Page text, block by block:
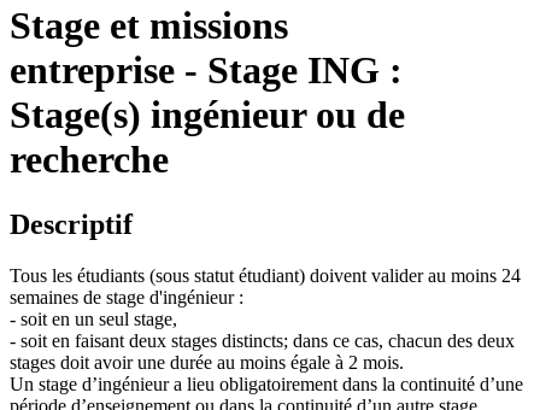
Stage et missions
entreprise - Stage ING :
Stage(s) ingénieur ou de
recherche
Descriptif
Tous les étudiants (sous statut étudiant) doivent valider au moins 24
semaines de stage d'ingénieur :
- soit en un seul stage,
- soit en faisant deux stages distincts; dans ce cas, chacun des deux
stages doit avoir une durée au moins égale à 2 mois.
Un stage d’ingénieur a lieu obligatoirement dans la continuité d’une
période d’enseignement ou dans la continuité d’un autre stage